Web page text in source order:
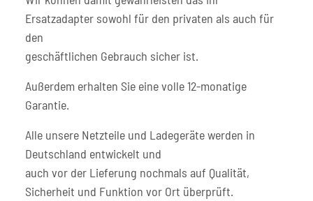
Ersatzadapter sowohl für den privaten als auch für
den
geschäftlichen Gebrauch sicher ist.
Außerdem erhalten Sie eine volle 12-monatige
Garantie.
Alle unsere Netzteile und Ladegeräte werden in
Deutschland entwickelt und
auch vor der Lieferung nochmals auf Qualität,
Sicherheit und Funktion vor Ort überprüft.